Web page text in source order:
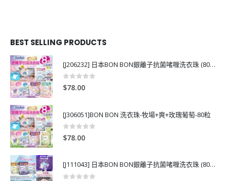
BEST SELLING PRODUCTS
[J206232] 日本BON BON銀離子抗菌啫喱洗衣珠 (80粒)
0out of 5
$78.00
[J306051]BON BON 洗衣珠-牧場+爽+玫瑰葡萄-80粒
0out of 5
$78.00
[J111043] 日本BON BON銀離子抗菌啫喱洗衣珠 (80粒)